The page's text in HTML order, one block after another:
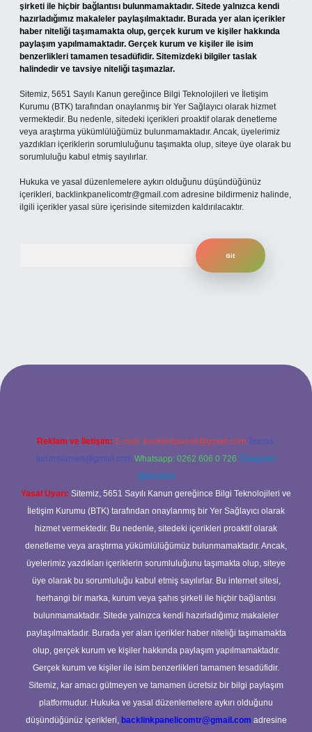
şirketi ile hiçbir bağlantısı bulunmamaktadır. Sitede yalnızca kendi
hazırladığımız makaleler paylaşılmaktadır. Burada yer alan içerikler
haber niteliği taşımamakta olup, gerçek kurum ve kişiler hakkında
paylaşım yapılmamaktadır. Gerçek kurum ve kişiler ile isim
benzerlikleri tamamen tesadüfidir. Sitemizdeki bilgiler taslak
halindedir ve tavsiye niteliği taşımazlar.
Sitemiz, 5651 Sayılı Kanun gereğince Bilgi Teknolojileri ve İletişim
Kurumu (BTK) tarafından onaylanmış bir Yer Sağlayıcı olarak hizmet
vermektedir. Bu nedenle, sitedeki içerikleri proaktif olarak denetleme
veya araştırma yükümlülüğümüz bulunmamaktadır. Ancak, üyelerimiz
yazdıkları içeriklerin sorumluluğunu taşımakta olup, siteye üye olarak bu
sorumluluğu kabul etmiş sayılırlar.
Hukuka ve yasal düzenlemelere aykırı olduğunu düşündüğünüz
içerikleri, backlinkpanelicomtr@gmail.com adresine bildirmeniz halinde,
ilgili içerikler yasal süre içerisinde sitemizden kaldırılacaktır.
yeni giriş adresi
Reklam ve İletişim: E-mail: backlinkpaneli@gmail.com Teams:
forumhizmeti@gmail.com Whatsapp: 0262 606 0 726 Telegram:
@karabul
Yasal Uyarı: Sitemiz, 5651 Sayılı Kanun gereğince Bilgi Teknolojileri ve
İletişim Kurumu (BTK) tarafından onaylanmış bir Yer Sağlayıcı olarak
hizmet vermektedir. Bu nedenle, sitedeki içerikleri proaktif olarak
denetleme veya araştırma yükümlülüğümüz bulunmamaktadır. Ancak,
üyelerimiz yazdıkları içeriklerin sorumluluğunu taşımakta olup, siteye
üye olarak bu sorumluluğu kabul etmiş sayılırlar. Bu internet sitesi,
herhangi bir marka, kurum veya şahıs şirketi ile hiçbir bağlantısı
bulunmamaktadır. Sitede yalnızca kendi hazırladığımız makaleler
paylaşılmaktadır. Burada yer alan içerikler haber niteliği taşımamakta
olup, gerçek kurum ve kişiler hakkında paylaşım yapılmamaktadır.
Gerçek kurum ve kişiler ile isim benzerlikleri tamamen tesadüfidir.
Sitemiz, kar amacı gütmeyen ve tamamen ücretsiz bir bilgi paylaşım
platformudur. Hukuka ve yasal düzenlemelere aykırı olduğunu
düşündüğünüz içerikleri, backlinkpanelicomtr@gmail.com adresine